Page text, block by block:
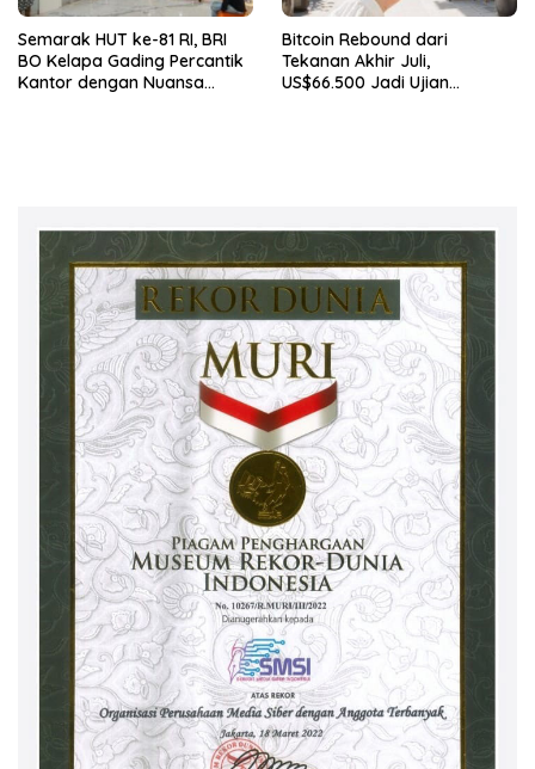
Semarak HUT ke-81 RI, BRI
BO Kelapa Gading Percantik
Kantor dengan Nuansa
Bitcoin Rebound dari
Tekanan Akhir Juli,
US$66.500 Jadi Ujian